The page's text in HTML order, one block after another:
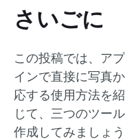
さいごに
この投稿では、ア
インで直接に写真
応する使用方法を
じて、三つのツー
作成してみましょう